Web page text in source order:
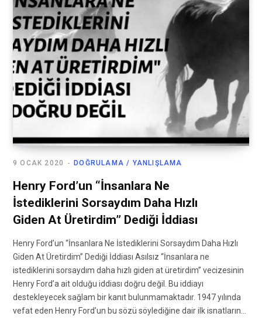
DOĞRULAMA / YANLIŞLAMA
9 OCAK 2020
Henry Ford’un “İnsanlara Ne
İstediklerini Sorsaydım Daha Hızlı
Giden At Üretirdim” Dediği İddiası
Henry Ford’un “İnsanlara Ne İstediklerini Sorsaydım Daha Hızlı
Giden At Üretirdim” Dediği İddiası Asılsız “İnsanlara ne
istediklerini sorsaydım daha hızlı giden at üretirdim” vecizesinin
Henry Ford’a ait olduğu iddiası doğru değil. Bu iddiayı
destekleyecek sağlam bir kanıt bulunmamaktadır. 1947 yılında
vefat eden Henry Ford’un bu sözü söylediğine dair ilk isnatların…